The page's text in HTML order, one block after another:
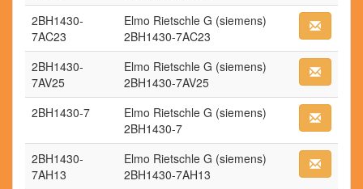
2BH1430-
7AC23
Elmo Rietschle G (siemens)
2BH1430-7AC23
2BH1430-
7AV25
Elmo Rietschle G (siemens)
2BH1430-7AV25
2BH1430-7
Elmo Rietschle G (siemens)
2BH1430-7
2BH1430-
7AH13
Elmo Rietschle G (siemens)
2BH1430-7AH13